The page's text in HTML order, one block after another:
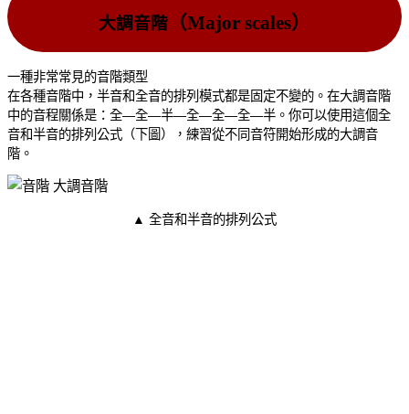
大調音階 （Major scales）
一種非常常見的音階類型
在各種音階中，半音和全音的排列模式都是固定不變的。在大調音階
中的音程關係是：全—全—半—全—全—全—半。你可以使用這個全
音和半音的排列公式（下圖），練習從不同音符開始形成的大調音
階。
▲ 全音和半音的排列公式